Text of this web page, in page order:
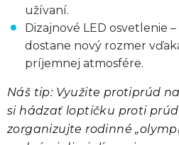
užívaní.
Dizajnové LED osvetlenie
dostane nový rozmer
príjemnej atmosfére.
Náš tip: Využite protiprúd
si hádzať loptičku proti
zorganizujte rodinné